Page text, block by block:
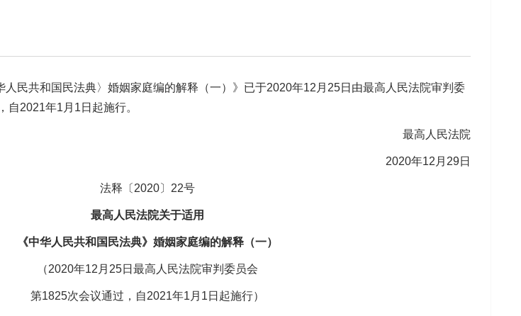
共和国民法典〉婚姻家庭编的解释（一）》已于2020年12月25日由最高人民法院审判委
自2021年1月1日起施行。
最高人民法院
2020年12月29日
法释〔2020〕22号
最高人民法院关于适用
《中华人民共和国民法典》婚姻家庭编的解释（一）
（2020年12月25日最高人民法院审判委员会
第1825次会议通过，自2021年1月1日起施行）